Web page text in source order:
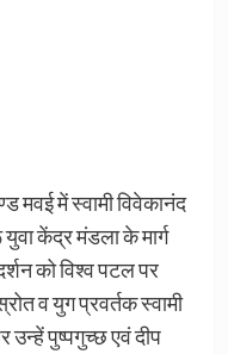
मवई में स्वामी विवेकानंद
युवा केंद्र मंडला के मार्ग
को विश्व पटल पर
व युग प्रवर्तक स्वामी
पुष्पगुच्छ एवं दीप